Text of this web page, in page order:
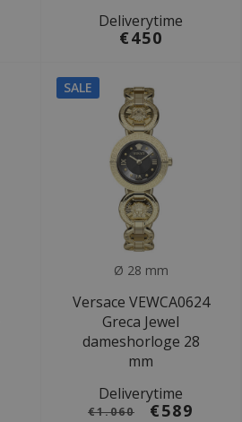
Deliverytime
€450
SALE
Ø 28 mm
Versace VEWCA0624
Greca Jewel
dameshorloge 28
mm
Deliverytime
€1.060 €589